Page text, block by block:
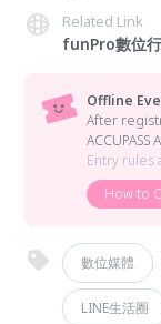
Related Link
funPro數位
Offline
After
Entry rules
How to
數位媒體
LINE生活圈